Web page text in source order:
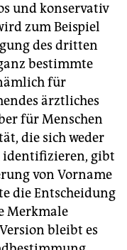
und konservativ
zum Beispiel
des dritten
bestimmte
für
ärztliches
für Menschen
die sich weder
identifizieren, gibt
von Vorname
die Entscheidung
Merkmale
bleibt es